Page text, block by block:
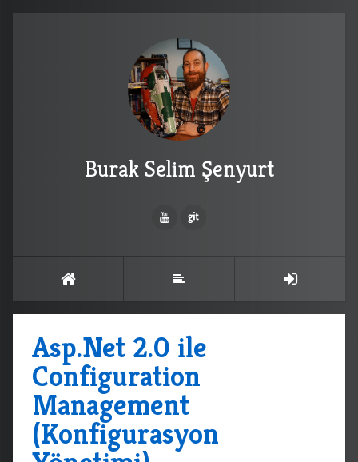
Burak Selim Şenyurt
Asp.Net 2.0 ile
Configuration
Management
(Konfigurasyon